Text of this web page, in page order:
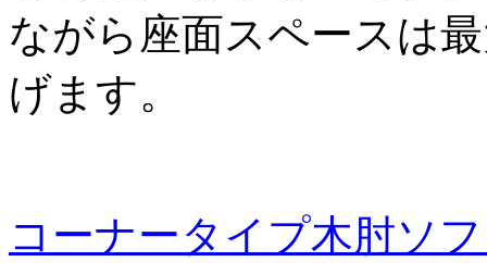
ながら座面スペースは
げます。
コーナータイプ木肘ソ